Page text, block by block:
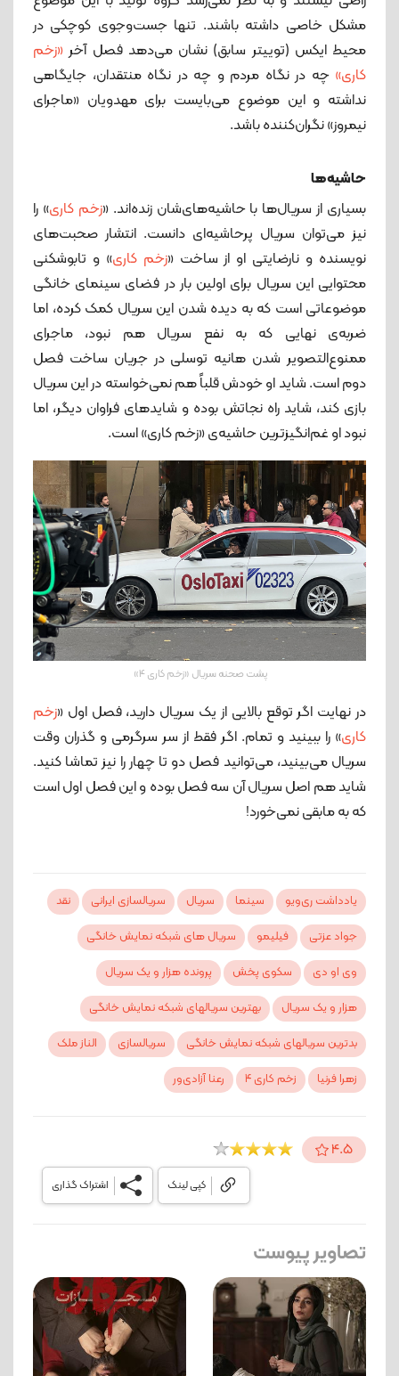
مشکل خاصی داشته باشند. تنها جست‌وجوی کوچکی در
محیط ایکس (توییتر سابق) نشان می‌دهد فصل آخر «زخم
کاری» چه در نگاه مردم و چه در نگاه منتقدان، جایگاهی
نداشته و این موضوع می‌بایست برای مهدویان «ماجرای
نیمروز» نگران‌کننده باشد.
حاشیه‌ها
بسیاری از سریال‌ها با حاشیه‌های‌شان زنده‌اند. «زخم کاری» را
نیز می‌توان سریال پرحاشیه‌ای دانست. انتشار صحبت‌های
نویسنده و نارضایتی او از ساخت «زخم کاری» و تابوشکنی
محتوایی این سریال برای اولین بار در فضای سینمای خانگی
موضوعاتی است که به دیده شدن این سریال کمک کرده، اما
ضربه‌ی نهایی که به نفع سریال هم نبود، ماجرای
ممنوع‌التصویر شدن هانیه توسلی در جریان ساخت فصل
دوم است. شاید او خودش قلباً هم نمی‌خواسته در این سریال
بازی کند، شاید راه نجاتش بوده و شایدهای فراوان دیگر، اما
نبود او غم‌انگیزترین حاشیه‌ی «زخم کاری» است.
پشت صحنه سریال «زخم کاری 4»
در نهایت اگر توقع بالایی از یک سریال دارید، فصل اول «زخم
کاری» را ببینید و تمام. اگر فقط از سر سرگرمی و گذران وقت
سریال می‌بینید، می‌توانید فصل دو تا چهار را نیز تماشا کنید.
شاید هم اصل سریال آن سه فصل بوده و این فصل اول است
که به مابقی نمی‌خورد!
یادداشت ری‌ویو سینما سریال سریالسازی ایرانی
نقد
جواد عزتی
فیلیمو
سریال‌ های شبکه نمایش خانگی
وی او دی
سکوی پخش
پرونده هزار و یک سریال
هزار و یک سریال
بهترین سریالهای شبکه نمایش خانگی
بدترین سریالهای شبکه نمایش خانگی
سریالسازی
الناز ملک
زهرا فرنیا
زخم کاری 4 رعنا آزادی‌ور
4.5
اشتراک گذاری کپی لینک
تصاویر پیوست